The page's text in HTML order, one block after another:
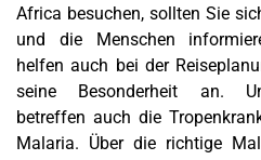
Africa besuchen, sollten Sie
und die Menschen
helfen auch bei der
seine Besonderheit an.
betreffen auch die
Malaria. Über die richtige